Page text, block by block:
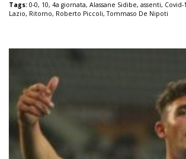
Tags: 0-0, 10, 4a giornata, Alassane Sidibe, assenti, Covid-
Lazio, Ritorno, Roberto Piccoli,Tommaso De Nipoti